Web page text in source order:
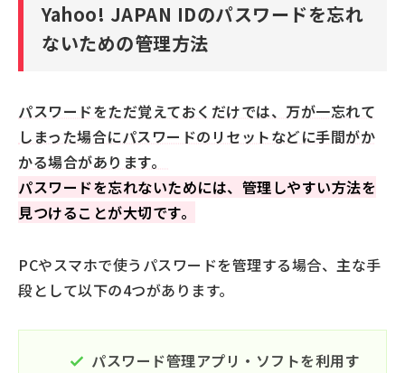
Yahoo! JAPAN IDのパスワードを忘れ
ないための管理方法
パスワードをただ覚えておくだけでは、万が一忘れて
しまった場合にパスワードのリセットなどに手間がか
かる場合があります。
パスワードを忘れないためには、管理しやすい方法を
見つけることが大切です。
PCやスマホで使うパスワードを管理する場合、主な手
段として以下の4つがあります。
パスワード管理アプリ・ソフトを利用す